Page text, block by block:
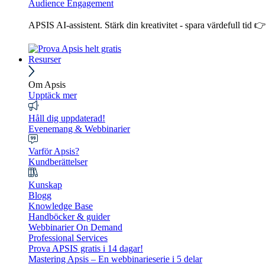
Audience Engagement
APSIS AI-assistent. Stärk din kreativitet - spara värdefull tid 👉
Resurser
Om Apsis
Upptäck mer
Håll dig uppdaterad!
Evenemang & Webbinarier
Varför Apsis?
Kundberättelser
Kunskap
Blogg
Knowledge Base
Handböcker & guider
Webbinarier On Demand
Professional Services
Prova APSIS gratis i 14 dagar!
Mastering Apsis – En webbinarieserie i 5 delar